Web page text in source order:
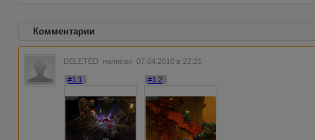
Комментарии
DELETED написал 07.04.2010 в 22:21
#1.1 #1.2